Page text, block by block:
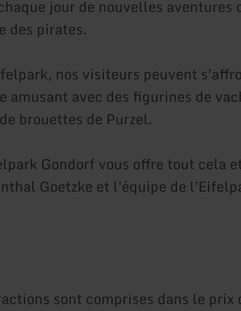
jour de nouvelles aventures
des pirates.
nos visiteurs peuvent
amusant avec des figurines de
brouettes de Purzel.
Gondorf vous offre tout cela
Goetzke et l'équipe de
sont comprises dans le prix